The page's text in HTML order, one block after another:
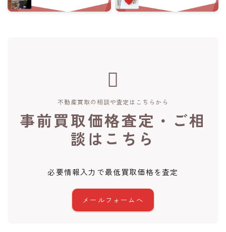
不動産買取の相談や査定はこちらから
事前買取価格査定・ご相
談はこちら
必要情報入力で最低買取価格を査定
メールフォームへ